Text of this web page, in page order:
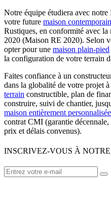
Notre équipe étudiera avec
votre future maison
Rustiques, en conformité avec
2020 (Maison RE 2020). Selon
opter pour une maison plain-pied
la configuration de votre terrain
Faites confiance à un
dans la globalité de votre projet
terrain constructible, plan de
construire, suivi de chantier,
maison entièrement personnalisée
contrat CMI (garantie
prix et délais convenus).
INSCRIVEZ-VOUS À